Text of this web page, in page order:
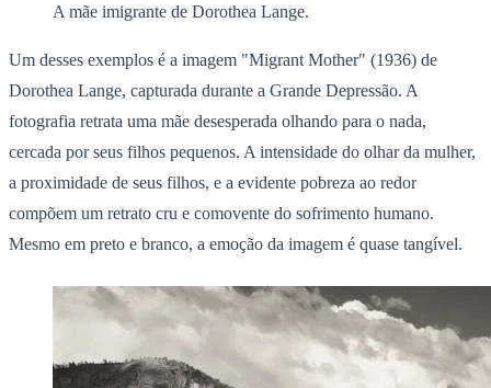
A mãe imigrante de Dorothea Lange.
Um desses exemplos é a imagem "Migrant Mother" (1936) de
Dorothea Lange, capturada durante a Grande Depressão. A
fotografia retrata uma mãe desesperada olhando para o nada,
cercada por seus filhos pequenos. A intensidade do olhar da mulher,
a proximidade de seus filhos, e a evidente pobreza ao redor
compõem um retrato cru e comovente do sofrimento humano.
Mesmo em preto e branco, a emoção da imagem é quase tangível.